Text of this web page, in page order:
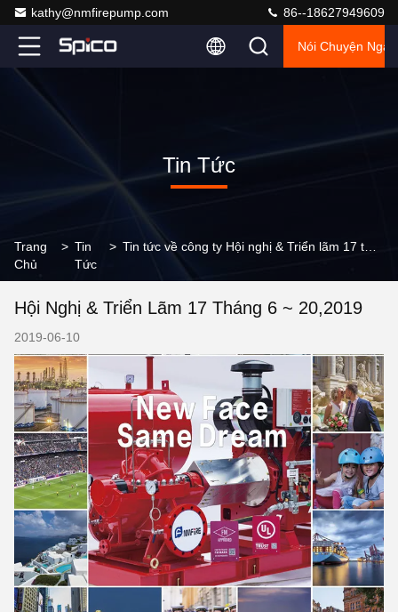
kathy@nmfirepump.com 86--18627949609
Nói Chuyện Ngay.
Tin Tức
Trang
Chủ
> Tin
Tức
>
Hội Nghị & Triển Lãm 17 Tháng 6 ~ 20,2019
2019-06-10